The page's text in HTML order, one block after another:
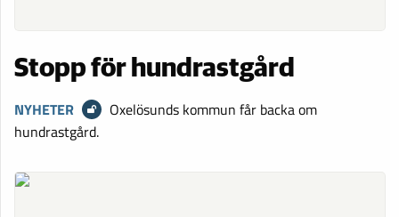
Stopp för hundrastgård
NYHETER
Oxelösunds kommun får backa om
hundrastgård.